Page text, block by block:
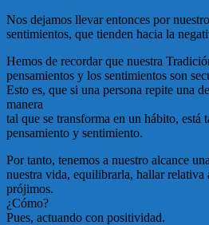
Nos dejamos llevar entonces por
sentimientos, que tienden hacia la
Hemos de recordar que nuestra
pensamientos y los sentimientos son
Esto es, que si una persona repite una
manera
tal que se transforma en un hábito, está
pensamiento y sentimiento.
Por tanto, tenemos a nuestro alcance
nuestra vida, equilibrarla, hallar relativa
prójimos.
¿Cómo?
Pues, actuando con positividad.